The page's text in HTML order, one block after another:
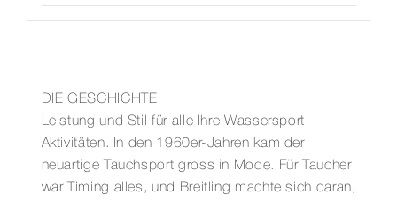
DIE GESCHICHTE
Leistung und Stil für alle Ihre Wassersport-
Aktivitäten. In den 1960er-Jahren kam der
neuartige Tauchsport gross in Mode. Für Taucher
war Timing alles, und Breitling machte sich daran,